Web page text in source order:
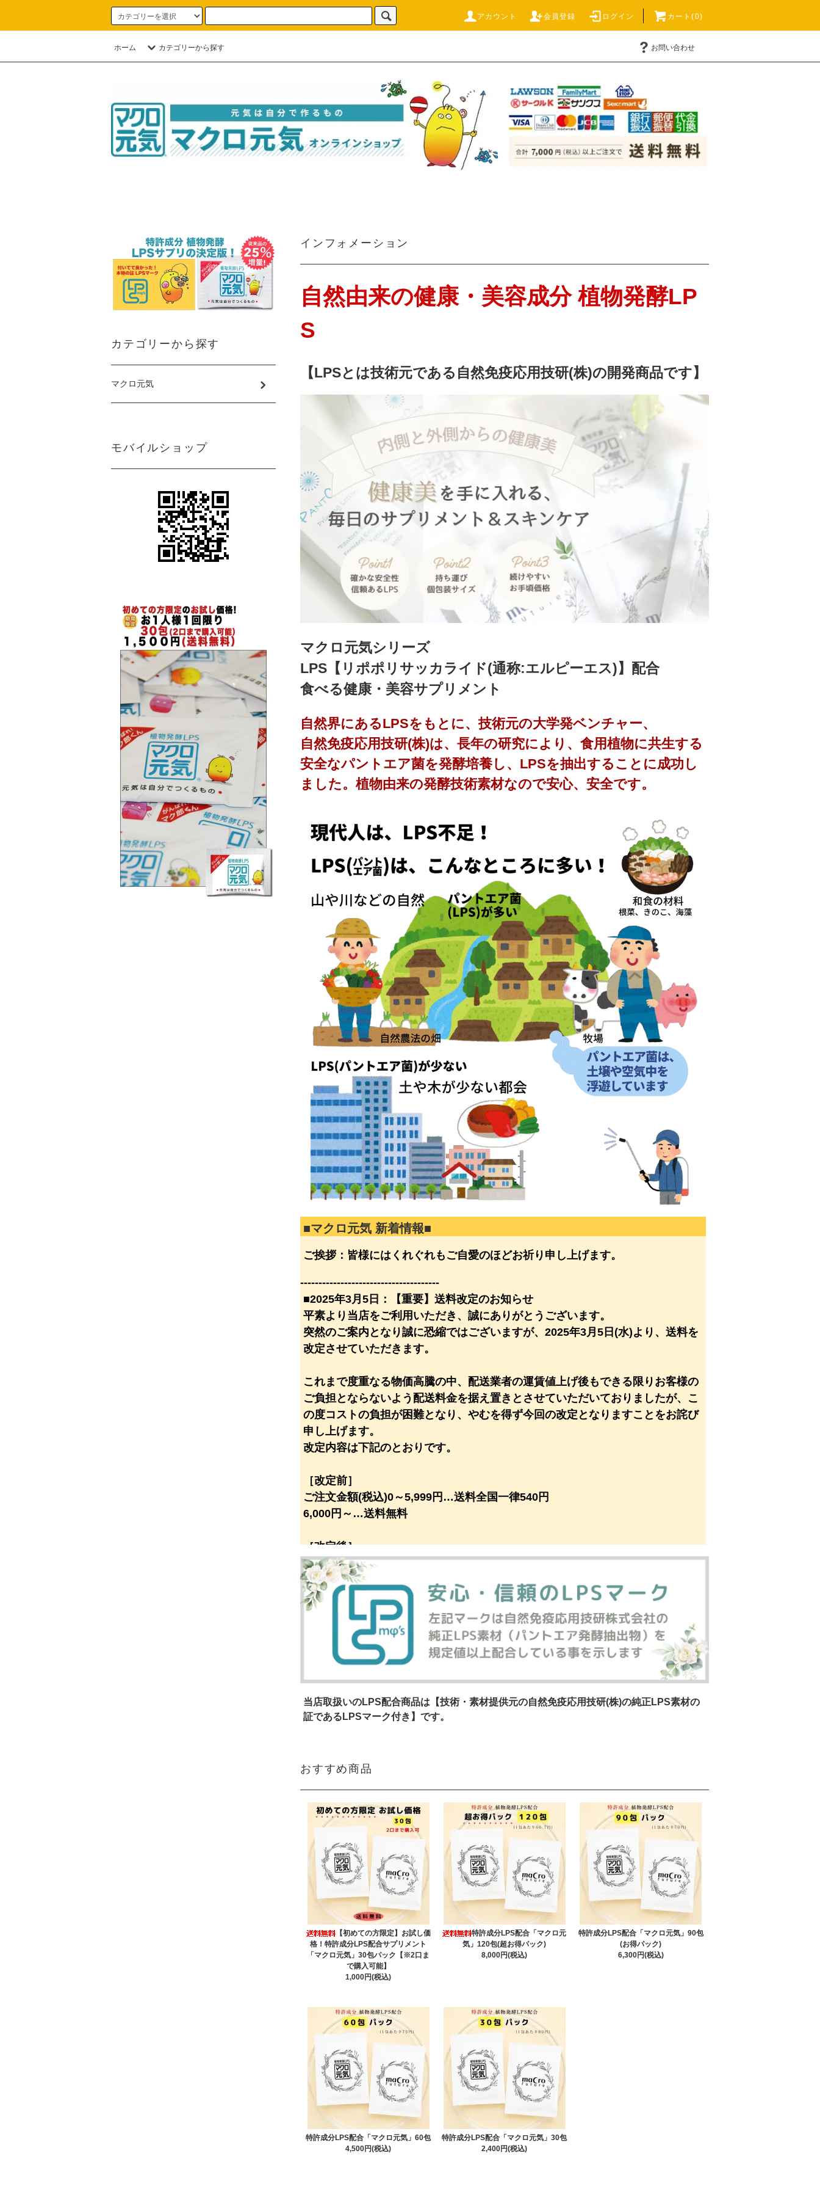
アカウント 会員登録 ログイン カート(0)
ホーム カテゴリーから探す お問い合わせ
インフォメーション
自然由来の健康・美容成分 植物発酵LP
S
【LPSとは技術元である自然免疫応用技研(株)の開発商品です】
マクロ元気シリーズ
LPS【リポポリサッカライド(通称:エルピーエス)】配合
食べる健康・美容サプリメント
自然界にあるLPSをもとに、技術元の大学発ベンチャー、
自然免疫応用技研(株)は、長年の研究により、食用植物に共生する
安全なパントエア菌を発酵培養し、LPSを抽出することに成功し
ました。植物由来の発酵技術素材なので安心、安全です。
■マクロ元気 新着情報■
ご挨拶：皆様にはくれぐれもご自愛のほどお祈り申し上げます。
--------------------------------------
■2025年3月5日：【重要】送料改定のお知らせ
平素より当店をご利用いただき、誠にありがとうございます。
突然のご案内となり誠に恐縮ではございますが、2025年3月5日(水)より、送料を
改定させていただきます。
これまで度重なる物価高騰の中、配送業者の運賃値上げ後もできる限りお客様の
ご負担とならないよう配送料金を据え置きとさせていただいておりましたが、こ
の度コストの負担が困難となり、やむを得ず今回の改定となりますことをお詫び
申し上げます。
改定内容は下記のとおりです。
［改定前］
ご注文金額(税込)0～5,999円…送料全国一律540円
6,000円～…送料無料
［改定後］
ご注文金額(税込)0～6,999円(税込)…送料全国一律790円
7,000円～…送料無料
今後とも良い商品・サービスを提供できるよう努めてまいりますので、何卒ご理
解賜りますようお願い申し上げます。
--------------------------------------
■2021年11月04日：マクロ元気の素材・技術提供メーカー
自然免疫応用技研 株式会社のパントエア菌LPS原料が米国における食品
安全性に関する「GRAS認証」を取得しました。
いる）」の略語で、
国際的にも広く認知されている米国の食品安全性に関する認証制度で
す。【※マクロ元気は日本国内製造です】
--------------------------------------
★各メディアで【LPS(リポポリサッカライド)】が紹介されています★
■2023年10月10日(火)22:00～23:00●日本テレビ系列番組「カズレーザーと学
ぶ。」で、健康に良い成分を含む食べ物が紹介されました。
■2021年12月18日(土)11:03～13:28●テレビ東京系列番組「主治医が見つかる診
療所」年末に知っておきたい健康法ＳＰで、健康に良い成分を含む食べ物が紹介
されました。
で、健康に良い成分を含む食べ物が紹介されました。
■2020年8月25日発売の 雑誌 週刊朝日 2020年9月4日号
６ページ）で【LPS(エルピーエス)】も特集されました。
■2019年2月9日(土)19：00～20：54(2時間番組)●TBS系列番組「ジョブチュー
で、健康に良い成分が多く含まれる食材が紹介されました。
■2018年12月8日(土)19：00～ ●TBS系列番組「ジョブチューン」
成分が豊富な食材が紹介されました。
当店取扱いのLPS配合商品は【技術・素材提供元の自然免疫応用技研(株)の純正LPS素材の
証であるLPSマーク付き】です。
おすすめ商品
【初めての方限定】お試し価
格！特許成分LPS配合サプリメント
「マクロ元気」30包パック【※2口ま
で購入可能】
1,000円(税込)
特許成分LPS配合「マクロ元
気」120包(超お得パック)
8,000円(税込)
特許成分LPS配合「マクロ元気」90包
(お得パック)
6,300円(税込)
特許成分LPS配合「マクロ元気」60包
4,500円(税込)
特許成分LPS配合「マクロ元気」30包
2,400円(税込)
カテゴリーから探す
マクロ元気
モバイルショップ